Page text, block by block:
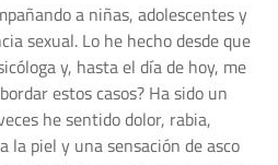
a niñas, adolescentes y
sexual. Lo he hecho desde que
y, hasta el día de hoy, me
estos casos? Ha sido un
he sentido dolor, rabia,
la piel y una sensación de asco